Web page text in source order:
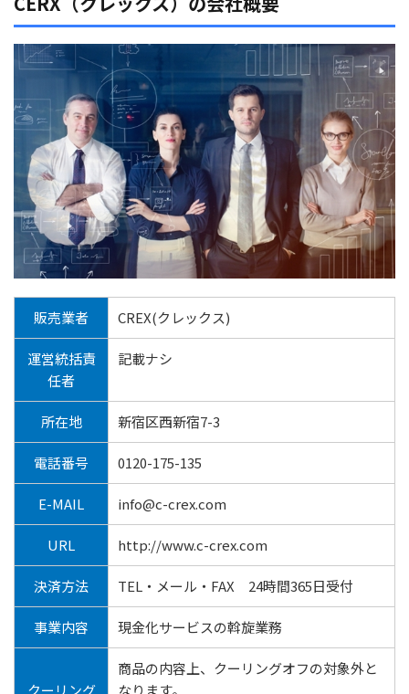
販売業者 CREX(クレックス)
運営統括責
任者
記載ナシ
所在地 新宿区西新宿7-3
電話番号 0120-175-135
E-MAIL info@c-crex.com
URL http://www.c-crex.com
決済方法 TEL・メール・FAX 24時間365日受付
事業内容 現金化サービスの斡旋業務
クーリング
商品の内容上、クーリングオフの対象外と
なります。